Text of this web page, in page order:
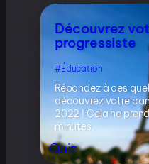
Découvrez
progressiste
Éducation
Répondez à ces
découvrez votre
2022 ! Cela ne
minutes.
Quiz